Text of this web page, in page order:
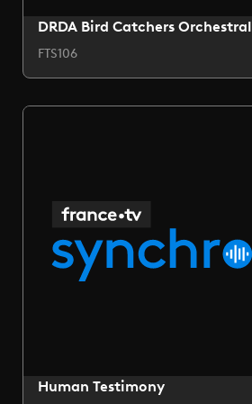
DRDA Bird Catchers Orchestral
FTS106
Human Testimony